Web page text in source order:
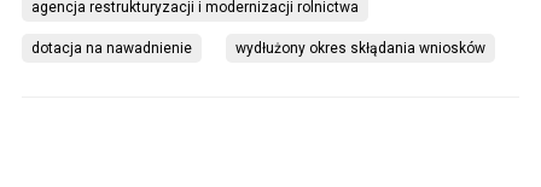
agencja restrukturyzacji i modernizacji rolnictwa
dotacja na nawadnienie wydłużony okres skłądania wniosków